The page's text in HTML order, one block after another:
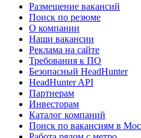
Размещение вакансий
Поиск по резюме
О компании
Наши вакансии
Реклама на сайте
Требования к ПО
Безопасный HeadHunter
HeadHunter API
Партнерам
Инвесторам
Каталог компаний
Поиск по вакансиям в